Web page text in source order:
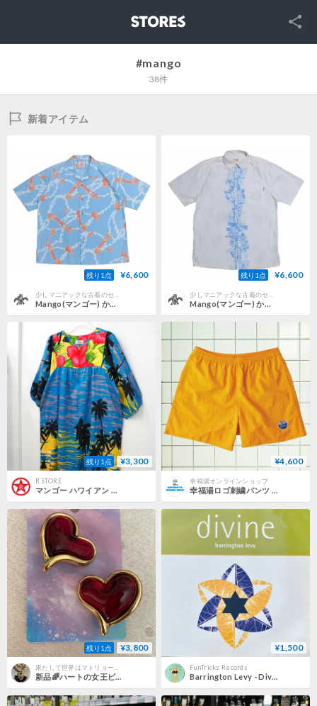
SNS
#mango
38件
新着アイテム
残り1点 ¥6,600
Mango(マンゴー) かりゆしウェア アロハ ハワイアン 沖縄 古着
残り1点 ¥6,600
Mango(マンゴー) かりゆしウェア 沖縄シャツ かりゆし アロハ ハワイアン 古着
残り1点 ¥3,300
R STORE
マンゴー ハワイアン 半袖 ロング ワンピース ライト ブルー 水色 イエロー 黄色
¥4,600
幸福湯オンラインショップ
幸福湯ロゴ刺繍パンツ 【マンゴー】
残り1点 ¥3,800
果たして世界はマトリョーシカなのか
新品🌈ハートの女王ピアス
¥1,500
FunTricks Records
Barrington Levy - Divine [LP][Mango] (USED)